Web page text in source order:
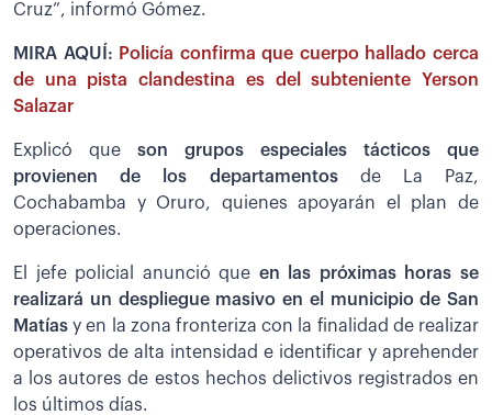
Cruz”, informó Gómez.
MIRA AQUÍ: Policía confirma que cuerpo hallado cerca
de una pista clandestina es del subteniente Yerson
Salazar
Explicó que son grupos especiales tácticos que
provienen de los departamentos de La Paz,
Cochabamba y Oruro, quienes apoyarán el plan de
operaciones.
El jefe policial anunció que en las próximas horas se
realizará un despliegue masivo en el municipio de San
Matías y en la zona fronteriza con la finalidad de realizar
operativos de alta intensidad e identificar y aprehender
a los autores de estos hechos delictivos registrados en
los últimos días.